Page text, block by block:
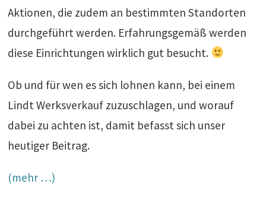
Aktionen, die zudem an bestimmten Standorten
durchgeführt werden. Erfahrungsgemäß werden
diese Einrichtungen wirklich gut besucht.
Ob und für wen es sich lohnen kann, bei einem
Lindt Werksverkauf zuzuschlagen, und worauf
dabei zu achten ist, damit befasst sich unser
heutiger Beitrag.
(mehr …)